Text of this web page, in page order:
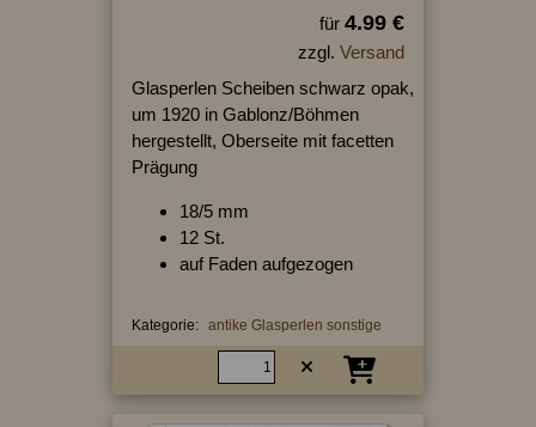
für 4.99 €
zzgl. Versand
Glasperlen Scheiben schwarz opak,
um 1920 in Gablonz/Böhmen
hergestellt, Oberseite mit facetten
Prägung
18/5 mm
12 St.
auf Faden aufgezogen
Kategorie: antike Glasperlen sonstige